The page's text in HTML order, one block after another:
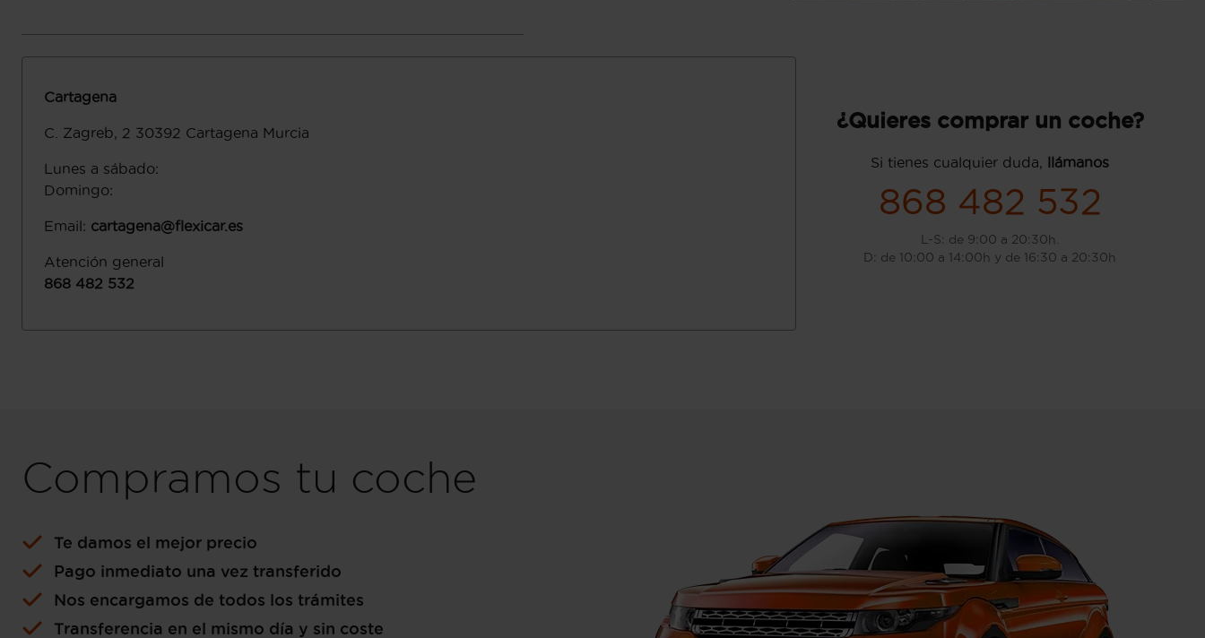
Cartagena
C. Zagreb, 2 30392 Cartagena Murcia
Lunes a sábado:
Domingo:
Email: cartagena@flexicar.es
Atención general
868 482 532
¿Quieres comprar un coche?
Si tienes cualquier duda, llámanos
868 482 532
L-S: de 9:00 a 20:30h.
D: de 10:00 a 14:00h y de 16:30 a 20:30h
Compramos tu coche
Te damos el mejor precio
Pago inmediato una vez transferido
Nos encargamos de todos los trámites
Transferencia en el mismo día y sin coste